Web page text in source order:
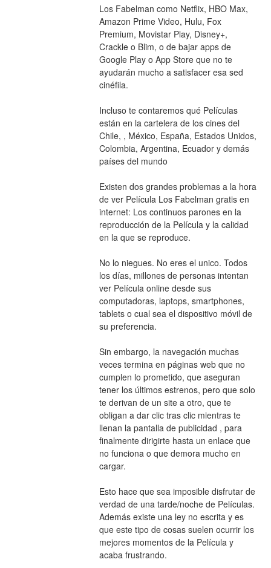
Los Fabelman como Netflix, HBO Max,
Amazon Prime Video, Hulu, Fox
Premium, Movistar Play, Disney+,
Crackle o Blim, o de bajar apps de
Google Play o App Store que no te
ayudarán mucho a satisfacer esa sed
cinéfila.
Incluso te contaremos qué Películas
están en la cartelera de los cines del
Chile, , México, España, Estados Unidos,
Colombia, Argentina, Ecuador y demás
países del mundo
Existen dos grandes problemas a la hora
de ver Película Los Fabelman gratis en
internet: Los continuos parones en la
reproducción de la Película y la calidad
en la que se reproduce.
No lo niegues. No eres el unico. Todos
los días, millones de personas intentan
ver Película online desde sus
computadoras, laptops, smartphones,
tablets o cual sea el dispositivo móvil de
su preferencia.
Sin embargo, la navegación muchas
veces termina en páginas web que no
cumplen lo prometido, que aseguran
tener los últimos estrenos, pero que solo
te derivan de un site a otro, que te
obligan a dar clic tras clic mientras te
llenan la pantalla de publicidad , para
finalmente dirigirte hasta un enlace que
no funciona o que demora mucho en
cargar.
Esto hace que sea imposible disfrutar de
verdad de una tarde/noche de Películas.
Además existe una ley no escrita y es
que este tipo de cosas suelen ocurrir los
mejores momentos de la Película y
acaba frustrando.